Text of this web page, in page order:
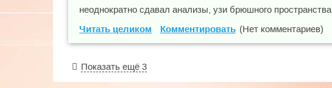
неоднократно сдавал анализы, узи брюшного
Читать целиком
Комментировать (Нет комментариев)
Показать ещё 3